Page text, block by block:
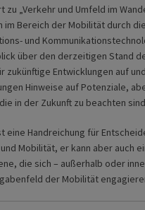
„Verkehr und Umfeld im
im Bereich der Mobilität durch die
und
über den derzeitigen Stand
zukünftige Entwicklungen auf
Hinweise auf Potenziale,
in der Zukunft zu beachten
eine Handreichung für
Mobilität, er kann aber auch
die sich – außerhalb oder
der Mobilität